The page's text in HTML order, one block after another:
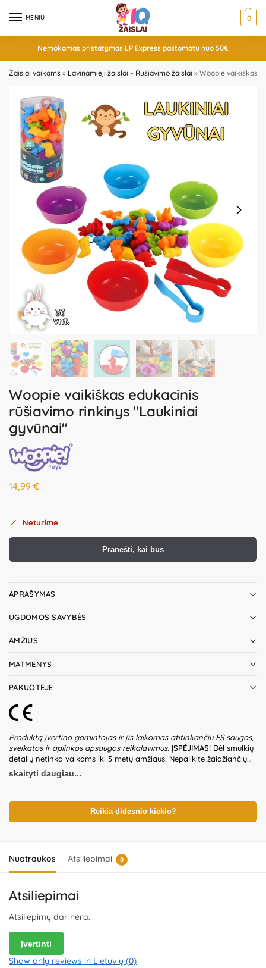
MENIU 0
Nemokamas pristatymas LP Express paštomatu nuo 50€
Žaislai vaikams » Lavinamieji žaislai » Rūšiavimo žaislai » Woopie vaikiškas
Woopie vaikiškas edukacinis
rūšiavimo rinkinys "Laukiniai
gyvūnai"
14,99 €
Neturime
Pranešti, kai bus
APRAŠYMAS
UGDOMOS SAVYBĖS
AMŽIUS
MATMENYS
PAKUOTĖJE
Produktą įvertino gamintojas ir jis laikomas atitinkančiu ES saugos,
sveikatos ir aplinkos apsaugos reikalavimus. ĮSPĖJIMAS! Dėl smulkių
detalių netinka vaikams iki 3 metų amžiaus. Nepalikite žaidžiančių
vaikų be suaugusiųjų priežiūros. Prieš naudodami žaislą patikrinkite
žaislo ir detalių būklę. Nenaudokite žaislo, jeigu kuri nors iš dalių yra
gaminį. Produkto dizainas ir spalvos gali nežymiai skirtis.
Išsaugokite pakuotės informaciją ateičiai. Kilmės šalis – Kinija.
Importuotojas:WOOPIE Kozicka Sp.K, ul. Poludniowa 29A, 05-540
skaityti daugiau...
Reikia didesnio kiekio?
Nuotraukos Atsiliepimai 0
Atsiliepimai
Atsiliepimų dar nėra.
Įvertinti
Show only reviews in Lietuvių (0)